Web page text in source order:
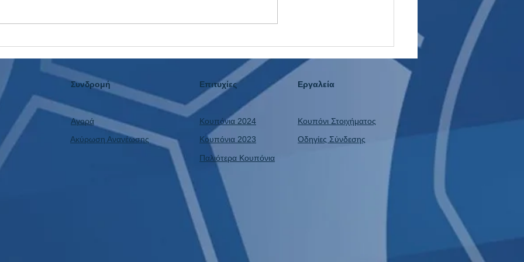
Κέρδος και η Επόμενη Μέρα!
Συνδρομή
Αγορά
Ακύρωση Ανανέωσης
Επιτυχίες Εργαλεία
Κουπόνια 2024
Κουπόνια 2023
Κουπόνι Στοιχήματος
Οδηγίες Σύνδεσης
Παλιότερα Κουπόνια